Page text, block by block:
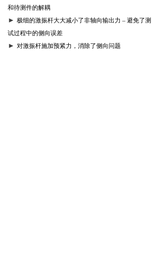
和待测件的解耦
► 极细的激振杆大大减小了非轴向输出力 – 避免了测
试过程中的侧向误差
► 对激振杆施加预紧力，消除了侧向问题